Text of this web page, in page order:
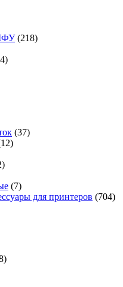
(218)
(37)
(7)
для принтеров (704)